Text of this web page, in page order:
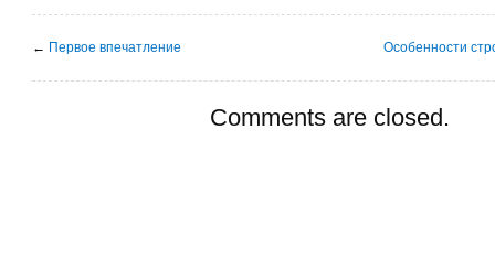
← Первое впечатление Особенности
Comments are closed.